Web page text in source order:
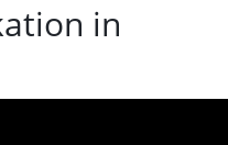
in